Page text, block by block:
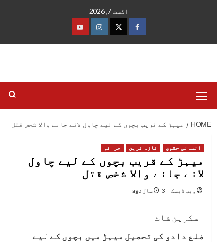
اگست 7, 2026
فیس
ٹوئٹرانسٹاگرام
یوٹیوب
Menu
HOME میہڑ کے قریب بچوں کے لیے چاول لانے جانے والا شخص قتل
انسانی حقوق تازہ ترین جرائم
میہڑ کے قریب بچوں کے لیے چاول
لانے جانے والا شخص قتل
ویب ڈیسک 3 سال ago
اسکرین شاٹ
ضلع دادو کی تحصیل میہڑ میں بچوں کے لیے